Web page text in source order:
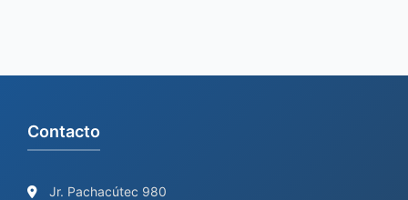
Contacto
Jr. Pachacútec 980